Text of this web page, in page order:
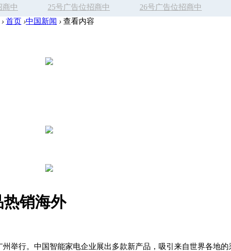
商中 25号广告位招商中 26号广告位招商中
› 首页 ›中国新闻 › 查看内容
销海外
举行。中国智能家电企业展出多款新产品，吸引来自世界各地